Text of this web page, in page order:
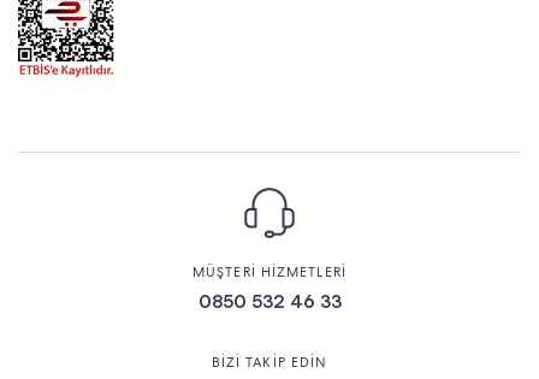
MÜŞTERİ HİZMETLERİ
0850 532 46 33
BİZİ TAKİP EDİN